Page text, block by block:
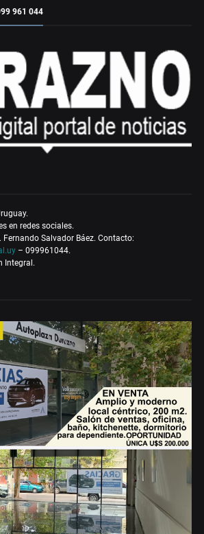
961 044
en redes sociales.
Fernando Salvador Báez. Contacto:
– 099961044.
Integral.